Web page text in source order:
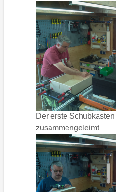
Der erste Schubkasten
zusammengeleimt